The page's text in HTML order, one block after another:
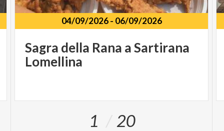
04/09/2026- 06/09/2026
Sagra della Rana aSartirana
Lomellina
1 20